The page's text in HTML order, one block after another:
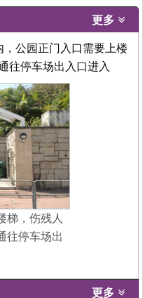
更多
公园正门入口需要上楼
往停车场出入口进入
梯，伤残人
往停车场出
更多